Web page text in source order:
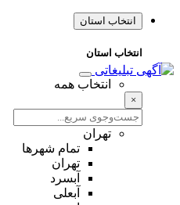
انتخاب استان
انتخاب استان
انتخاب همه
×
تهران
تمام شهر‌ها
تهران
آبسرد
آبعلی